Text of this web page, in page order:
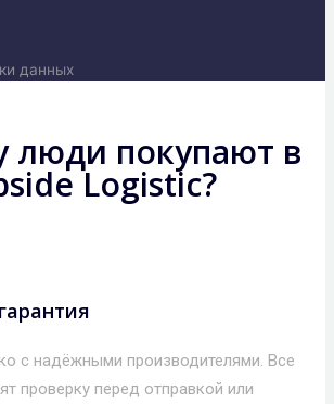
данных
люди покупают в
Logistic?
с надёжными производителями. Все
проверку перед отправкой или